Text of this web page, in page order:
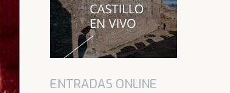
ENTRADAS ONLINE